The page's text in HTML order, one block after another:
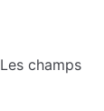
Les champs